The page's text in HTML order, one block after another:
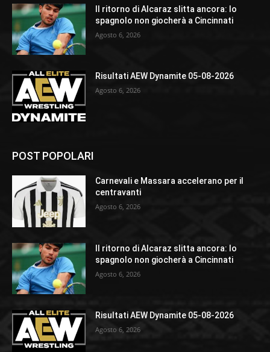
Il ritorno di Alcaraz slitta ancora: lo
spagnolo non giocherà a Cincinnati
Agosto 6, 2026
Risultati AEW Dynamite 05-08-2026
Agosto 6, 2026
POST POPOLARI
Carnevali e Massara accelerano per il
centravanti
Agosto 6, 2026
Il ritorno di Alcaraz slitta ancora: lo
spagnolo non giocherà a Cincinnati
Agosto 6, 2026
Risultati AEW Dynamite 05-08-2026
Agosto 6, 2026